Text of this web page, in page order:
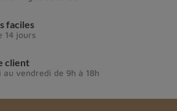
faciles
14 jours
client
au vendredi de 9h à 18h